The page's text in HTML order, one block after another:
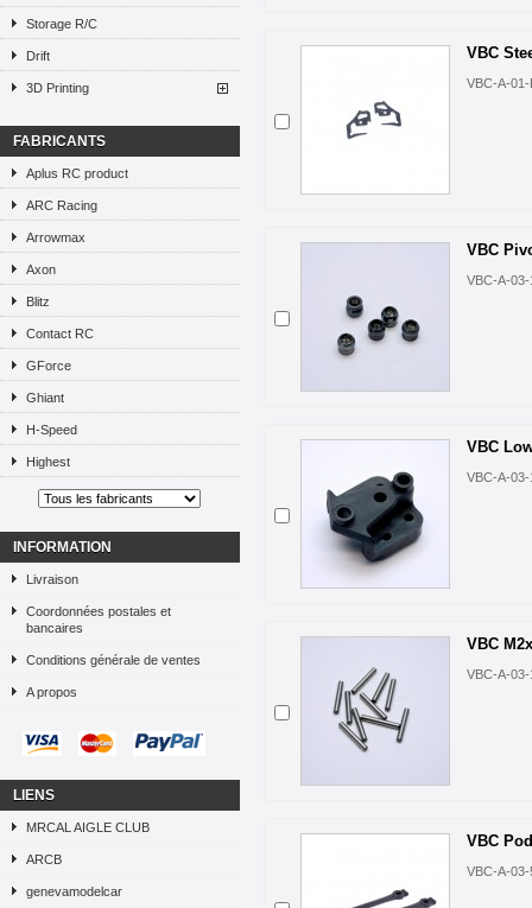
Storage R/C
Drift
3D Printing
FABRICANTS
Aplus RC product
ARC Racing
Arrowmax
Axon
Blitz
Contact RC
GForce
Ghiant
H-Speed
Highest
INFORMATION
Livraison
Coordonnées postales et
bancaires
Conditions générale de ventes
A propos
LIENS
MRCAL AIGLE CLUB
ARCB
genevamodelcar
VBC
VBC-A-01-
VBC
VBC-A-03-
VBC
VBC-A-03-
VBC
VBC-A-03-
VBC
VBC-A-03-